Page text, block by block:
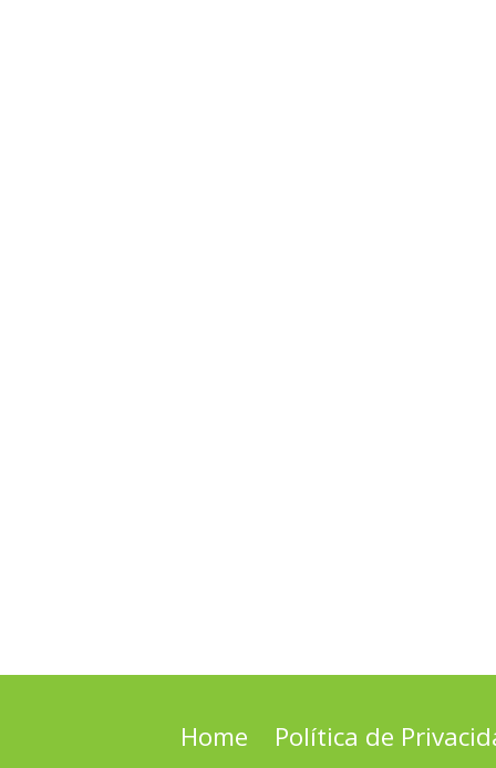
Home Política de